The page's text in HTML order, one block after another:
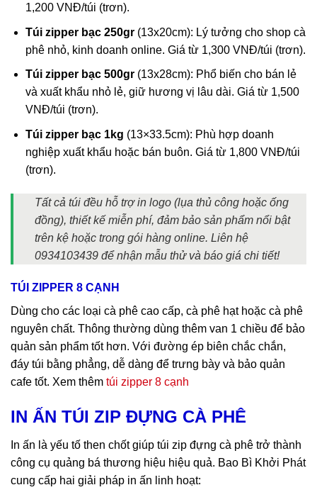
1,200 VNĐ/túi (trơn).
Túi zipper bạc 250gr(13x20cm): Lý tưởng cho shop cà
phê nhỏ, kinh doanh online. Giá từ 1,300 VNĐ/túi (trơn).
Túi zipper bạc 500gr(13x28cm): Phổ biến cho bán lẻ
và xuất khẩu nhỏ lẻ, giữ hương vị lâu dài. Giá từ 1,500
VNĐ/túi (trơn).
Túi zipper bạc 1kg (13×33.5cm): Phù hợp doanh
nghiệp xuất khẩu hoặc bán buôn. Giá từ 1,800 VNĐ/túi
(trơn).
Tất cả túi đều hỗ trợ in logo (lụa thủ công hoặc ống
đồng), thiết kế miễn phí, đảm bảo sản phẩm nổi bật
trên kệ hoặc trong gói hàng online. Liên hệ
0934103439 để nhận mẫu thử và báo giá chi tiết!
TÚI ZIPPER 8 CẠNH
Dùng cho các loại cà phê cao cấp, cà phê hạt hoặc cà phê
nguyên chất. Thông thường dùng thêm van 1 chiều để bảo
quản sản phẩm tốt hơn. Với đường ép biên chắc chắn,
đáy túi bằng phẳng, dễ dàng để trưng bày và bảo quản
cafe tốt. Xem thêm túi zipper 8 cạnh
IN ẤN TÚI ZIP ĐỰNG CÀ PHÊ
In ấn là yếu tố then chốt giúp túi zip đựng cà phê trở thành
công cụ quảng bá thương hiệu hiệu quả. Bao Bì Khởi Phát
cung cấp hai giải pháp in ấn linh hoạt: